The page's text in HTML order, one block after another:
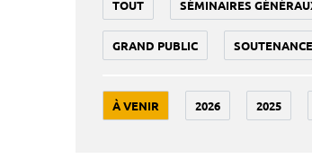
TOUT SÉMINAIRES
GRAND PUBLIC
À VENIR 2026 2025